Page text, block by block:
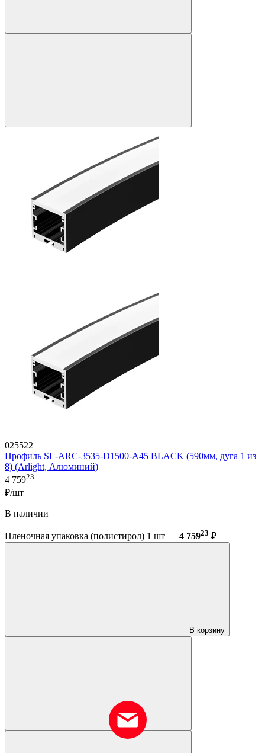
025522
Профиль SL-ARC-3535-D1500-A45 BLACK (590мм, дуга 1 из
8) (Arlight, Алюминий)
4 75923
₽/шт
В наличии
Пленочная упаковка (полистирол) 1 шт — 4 75923 ₽
В корзину